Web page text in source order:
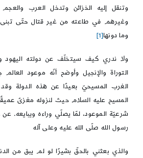
وتنقل إليه الخزائن وتدخل العرب
وغيرهم في طاعته من غير قتال حتّى تبنى
وما دونها[1]
ولا ندري كيف سيتخلّف عن دولته اليهود
التوراة والإنجيل وأوضح أنّه موعود
الغرب المسيحيّ بعيدًا عن هذه الدولة
المسيح عليه السلام حيث لنزوله مغزىً
شرعيّة الموعود، لمّا يصلّي وراءه ويبايعه. عن
رسول الله صلّى الله عليه وعلى آله
والذي بعثني بالحقّ بشيرًا لو لم يبق من